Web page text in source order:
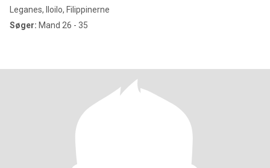
Leganes, Iloilo, Filippinerne
Søger: Mand 26 - 35